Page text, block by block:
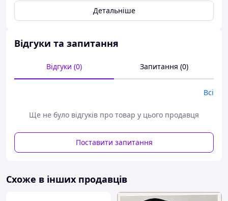
це крісло створене для зручності як дитини, так і
Основні переваги:
Вікова група: від 0 до 12 років (0-36 кг)
Поворот на 360° — зручно посадити малюка
М'який, дихаючий меланжевий поліестер
Встановлення: обличчям уперед і назад
Характеристики:
Колір: Light Gray (світло-сірий)
Регулювання підголівника: мультипозиційне
Детальніше
Відгуки та запитання
Відгуки (0) Запитання (0)
Всі
Ще не було відгуків про товар у цього продавця
Поставити запитання
Схоже в інших продавців